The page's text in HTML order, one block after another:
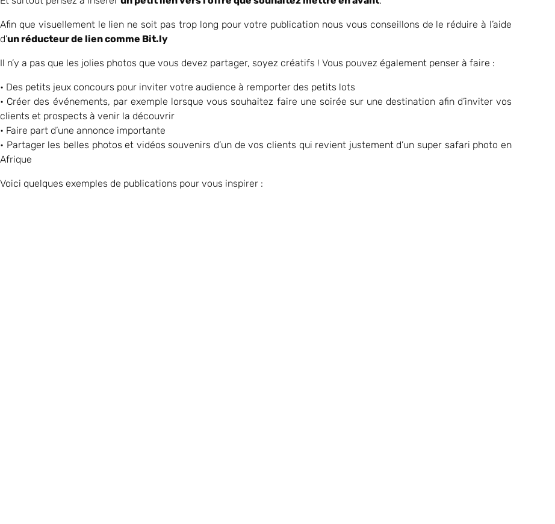
Afin que visuellement le lien ne soit pas trop long pour votre publication nous vous conseillons de le réduire à l’aide
d’un réducteur de lien comme Bit.ly
Il n’y a pas que les jolies photos que vous devez partager, soyez créatifs ! Vous pouvez également penser à faire :
• Des petits jeux concours pour inviter votre audience à remporter des petits lots
• Créer des événements, par exemple lorsque vous souhaitez faire une soirée sur une destination afin d’inviter vos
clients et prospects à venir la découvrir
• Faire part d’une annonce importante
• Partager les belles photos et vidéos souvenirs d’un de vos clients qui revient justement d’un super safari photo en
Afrique
Voici quelques exemples de publications pour vous inspirer :